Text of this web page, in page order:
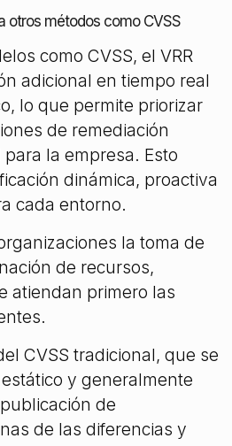
otros métodos como CVSS
como CVSS, el VRR
adicional en tiempo real
lo que permite priorizar
de remediación
la empresa. Esto
dinámica, proactiva
cada entorno.
la toma de
de recursos,
atiendan primero las
CVSS tradicional, que se
y generalmente
de
de las diferencias y